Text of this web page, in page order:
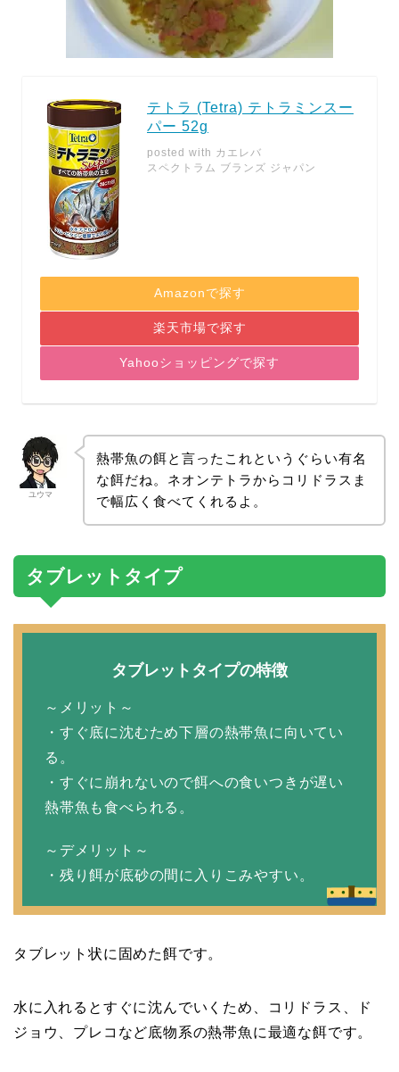
テトラ (Tetra) テトラミンスー
パー 52g
posted with カエレバ
スペクトラム ブランズ ジャパン
Amazonで探す
楽天市場で探す
Yahooショッピングで探す
ユウマ
熱帯魚の餌と言ったこれというぐらい有名
な餌だね。ネオンテトラからコリドラスま
で幅広く食べてくれるよ。
タブレットタイプ
タブレットタイプの特徴
～メリット～
・すぐ底に沈むため下層の熱帯魚に向いてい
る。
・すぐに崩れないので餌への食いつきが遅い
熱帯魚も食べられる。
～デメリット～
・残り餌が底砂の間に入りこみやすい。
タブレット状に固めた餌です。
水に入れるとすぐに沈んでいくため、コリドラス、ド
ジョウ、プレコなど底物系の熱帯魚に最適な餌です。